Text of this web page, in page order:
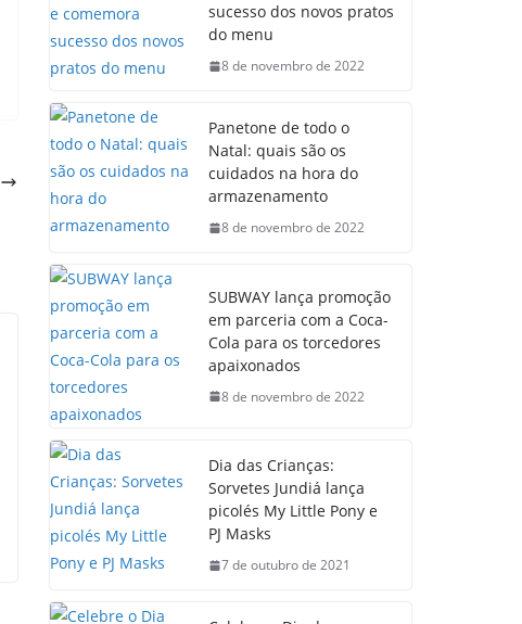
sucesso dos novos pratos
do menu
8 de novembro de 2022
Panetone de todo o
Natal: quais são os
cuidados na hora do
armazenamento
8 de novembro de 2022
SUBWAY lança promoção
em parceria com a Coca-
Cola para os torcedores
apaixonados
8 de novembro de 2022
Dia das Crianças:
Sorvetes Jundiá lança
picolés My Little Pony e
PJ Masks
7 de outubro de 2021